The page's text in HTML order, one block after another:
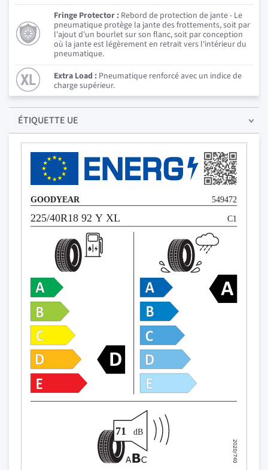
Fringe Protector : Rebord de protection de jante - Le
pneumatique protège la jante des frottements, soit par
l'ajout d'un bourlet sur son flanc, soit par conception
où la jante est légèrement en retrait vers l'intérieur du
pneumatique.
Extra Load : Pneumatique renforcé avec un indice de
charge supérieur.
ÉTIQUETTE UE